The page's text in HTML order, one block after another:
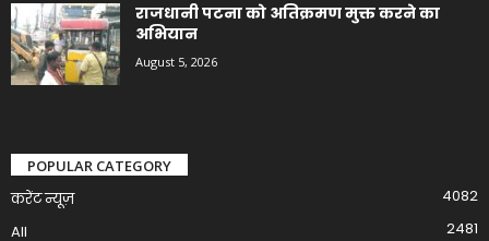
राजधानी पटना को अतिक्रमण मुक्त करने का
अभियान
August 5, 2026
POPULAR CATEGORY
करेंट न्यूज़
4082
All
2481